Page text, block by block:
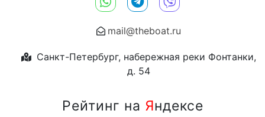
mail@theboat.ru
Санкт-Петербург, набережная реки Фонтанки,
д. 54
Рейтинг на Яндексе